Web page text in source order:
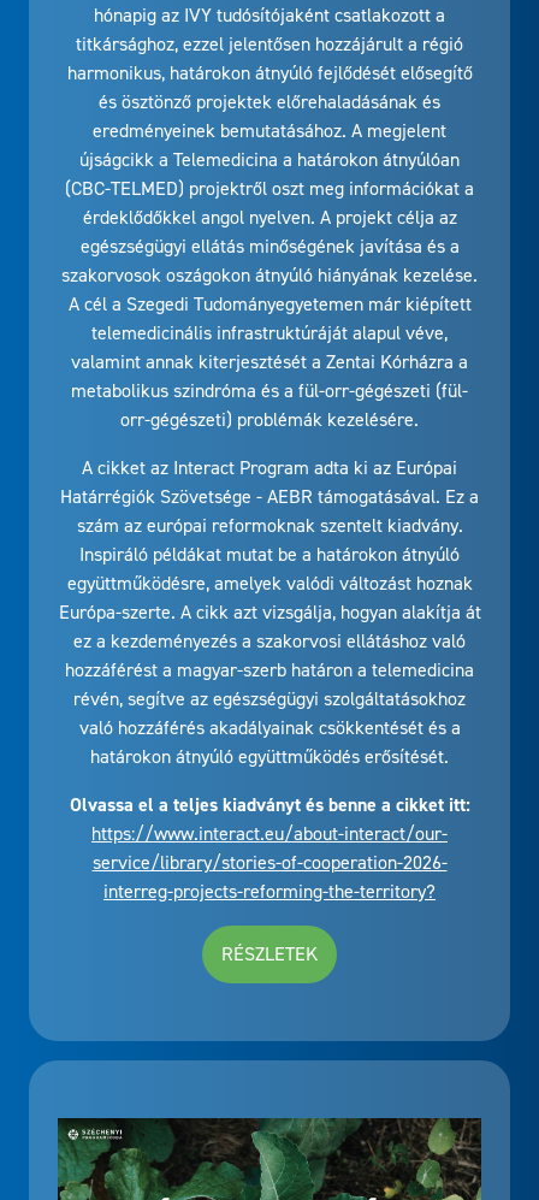
hónapig az IVY tudósítójaként csatlakozott a
titkársághoz, ezzel jelentősen hozzájárult a régió
harmonikus, határokon átnyúló fejlődését elősegítő
és ösztönző projektek előrehaladásának és
eredményeinek bemutatásához. A megjelent
újságcikk a Telemedicina a határokon átnyúlóan
(CBC-TELMED) projektről oszt meg információkat a
érdeklődőkkel angol nyelven. A projekt célja az
egészségügyi ellátás minőségének javítása és a
szakorvosok oszágokon átnyúló hiányának kezelése.
A cél a Szegedi Tudományegyetemen már kiépített
telemedicinális infrastruktúráját alapul véve,
valamint annak kiterjesztését a Zentai Kórházra a
metabolikus szindróma és a fül-orr-gégészeti (fül-
orr-gégészeti) problémák kezelésére.
A cikket az Interact Program adta ki az Európai
Határrégiók Szövetsége - AEBR támogatásával. Ez a
szám az európai reformoknak szentelt kiadvány.
Inspiráló példákat mutat be a határokon átnyúló
együttműködésre, amelyek valódi változást hoznak
Európa-szerte. A cikk azt vizsgálja, hogyan alakítja át
ez a kezdeményezés a szakorvosi ellátáshoz való
hozzáférést a magyar-szerb határon a telemedicina
révén, segítve az egészségügyi szolgáltatásokhoz
való hozzáférés akadályainak csökkentését és a
határokon átnyúló együttműködés erősítését.
Olvassa el a teljes kiadványt és benne a cikket itt:
https://www.interact.eu/about-interact/our-
service/library/stories-of-cooperation-2026-
interreg-projects-reforming-the-territory?
RÉSZLETEK